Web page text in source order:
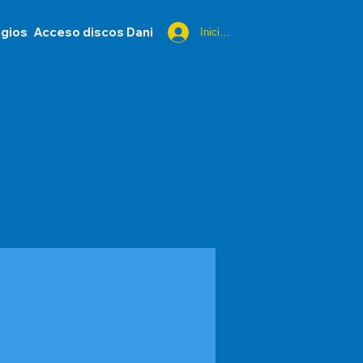
Acceso discos Dani Iniciar sesión